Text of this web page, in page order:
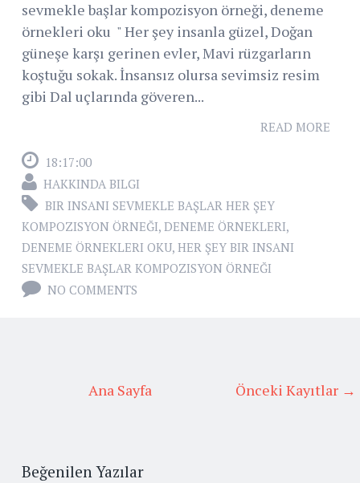
sevmekle başlar kompozisyon örneği, deneme
örnekleri oku " Her şey insanla güzel, Doğan
güneşe karşı gerinen evler, Mavi rüzgarların
koştuğu sokak. İnsansız olursa sevimsiz resim
gibi Dal uçlarında göveren...
READ MORE
18:17:00
HAKKINDA BILGI
BIR INSANI SEVMEKLE BAŞLAR HER ŞEY
KOMPOZISYON ÖRNEĞI, DENEME ÖRNEKLERI,
DENEME ÖRNEKLERI OKU, HER ŞEY BIR INSANI
SEVMEKLE BAŞLAR KOMPOZISYON ÖRNEĞI
NO COMMENTS
Önceki Kayıtlar →
Ana Sayfa
Beğenilen Yazılar